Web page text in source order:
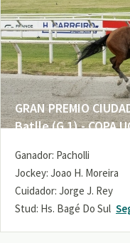
GRAN PREMIO
Batlle (G 1) - COPA
Ganador: Pacholli
Jockey: Joao H. Moreira
Cuidador: Jorge J. Rey
Stud: Hs. Bagé Do Sul